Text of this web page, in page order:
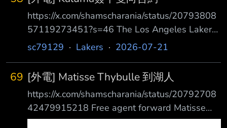
https://x.com/shamscharania/status/20793808
57119273451?s=46 The Los Angeles Lakers
are signing F Arthur Kaluma to a two-way
of Life Sports Agency tell ESPN. Kaluma, who
spent 202 5-26 in Lakers G League program,
sc79129 · Lakers · 2026-07-21
69 [外電] Matisse Thybulle 到湖人
https://x.com/shamscharania/status/20792708
42479915218 Free agent forward Matisse
Thybulle has agreed on one-year, $3.3 million